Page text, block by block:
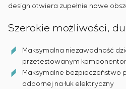
design otwiera zupełnie nowe
Szerokie możliwości,
Maksymalna niezawodność
przetestowanym
Maksymalne bezpieczeństwo
odpornej na łuk elektryczny